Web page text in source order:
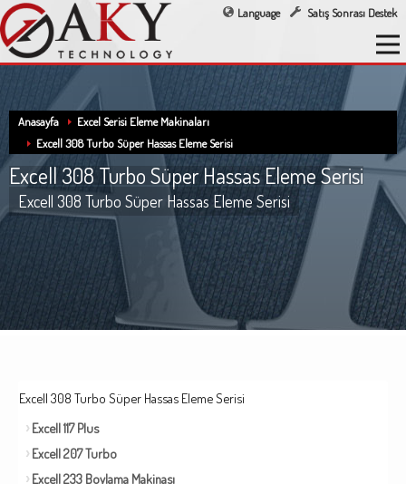
Language Satış Sonrası Destek
Anasayfa
Excel Serisi Eleme Makinaları
Excell 308 Turbo Süper Hassas Eleme Serisi
Excell 308 Turbo Süper Hassas Eleme Serisi
Excell 308 Turbo Süper Hassas Eleme Serisi
Excell 308 Turbo Süper Hassas Eleme Serisi
Excell 117 Plus
Excell 207 Turbo
Excell 233 Boylama Makinası